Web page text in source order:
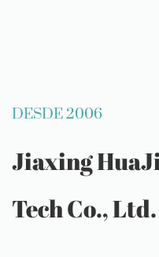
DESDE 2006
Jiaxing
Tech Co., Ltd.